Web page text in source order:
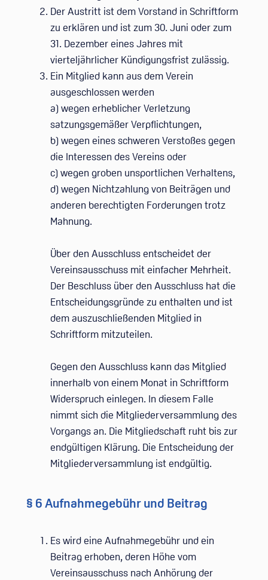
Der Austritt ist dem Vorstand in Schriftform
zu erklären und ist zum 30. Juni oder zum
31. Dezember eines Jahres mit
vierteljährlicher Kündigungsfrist zulässig.
Ein Mitglied kann aus dem Verein
ausgeschlossen werden
a) wegen erheblicher Verletzung
satzungsgemäßer Verpflichtungen,
b) wegen eines schweren Verstoßes gegen
die Interessen des Vereins oder
c) wegen groben unsportlichen Verhaltens,
d) wegen Nichtzahlung von Beiträgen und
anderen berechtigten Forderungen trotz
Mahnung.
Über den Ausschluss entscheidet der
Vereinsausschuss mit einfacher Mehrheit.
Der Beschluss über den Ausschluss hat die
Entscheidungsgründe zu enthalten und ist
dem auszuschließenden Mitglied in
Schriftform mitzuteilen.
Gegen den Ausschluss kann das Mitglied
innerhalb von einem Monat in Schriftform
Widerspruch einlegen. In diesem Falle
nimmt sich die Mitgliederversammlung des
Vorgangs an. Die Mitgliedschaft ruht bis zur
endgültigen Klärung. Die Entscheidung der
Mitgliederversammlung ist endgültig.
§ 6 Aufnahmegebühr und Beitrag
Es wird eine Aufnahmegebühr und ein
Beitrag erhoben, deren Höhe vom
Vereinsausschuss nach Anhörung der